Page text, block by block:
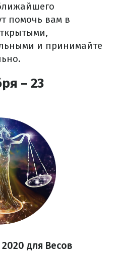
помочь вам в
и принимайте
– 23
для Весов